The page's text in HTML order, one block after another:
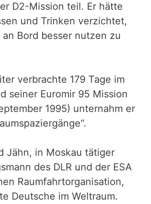
D2-Mission teil. Er hätte
und Trinken verzichtet,
Bord besser nutzen zu
verbrachte 179 Tage im
seiner Euromir 95 Mission
1995) unternahm er
Jähn, in Moskau tätiger
des DLR und der ESA
Raumfahrtorganisation,
Deutsche im Weltraum.